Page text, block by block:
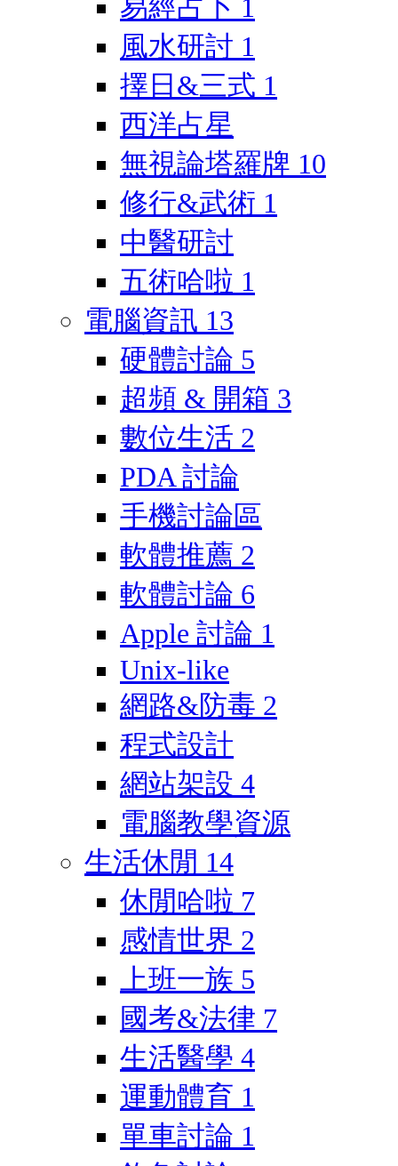
易經占卜 1
風水研討 1
擇日&三式 1
西洋占星
無視論塔羅牌 10
修行&武術 1
中醫研討
五術哈啦 1
電腦資訊 13
硬體討論 5
超頻 & 開箱 3
數位生活 2
PDA 討論
手機討論區
軟體推薦 2
軟體討論 6
Apple 討論 1
Unix-like
網路&防毒 2
程式設計
網站架設 4
電腦教學資源
生活休閒 14
休閒哈啦 7
感情世界 2
上班一族 5
國考&法律 7
生活醫學 4
運動體育 1
單車討論 1